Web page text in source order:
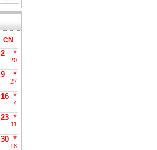
CN
2
20
9
27
16
4
23
11
30
18